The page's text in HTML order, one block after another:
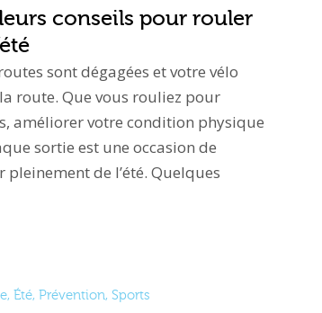
conseils pour rouler
sont dégagées et votre vélo
route. Que vous rouliez pour
améliorer votre condition physique
sortie est une occasion de
de l’été. Quelques
, Été, Prévention, Sports